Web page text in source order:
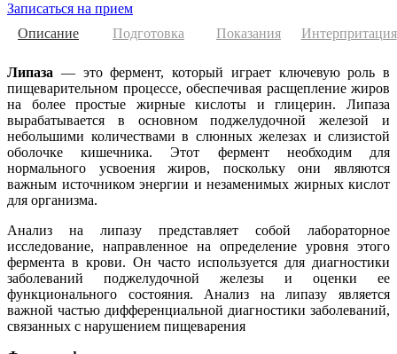
Записаться на прием
Описание
Подготовка Показания Интерпритация
Липаза — это фермент, который играет ключевую роль в
пищеварительном процессе, обеспечивая расщепление жиров
на более простые жирные кислоты и глицерин. Липаза
вырабатывается в основном поджелудочной железой и
небольшими количествами в слюнных железах и слизистой
оболочке кишечника. Этот фермент необходим для
нормального усвоения жиров, поскольку они являются
важным источником энергии и незаменимых жирных кислот
для организма.
Анализ на липазу представляет собой лабораторное
исследование, направленное на определение уровня этого
фермента в крови. Он часто используется для диагностики
заболеваний поджелудочной железы и оценки ее
функционального состояния. Анализ на липазу является
важной частью дифференциальной диагностики заболеваний,
связанных с нарушением пищеварения